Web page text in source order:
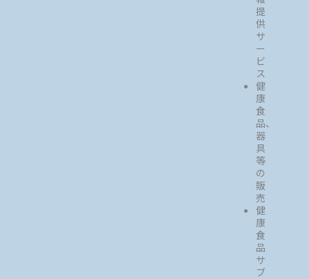
提
供
サ
ー
ビ
ス
健
康
食
品、
器
具
等
の
販
売
健
康
食
品
サ
ブ